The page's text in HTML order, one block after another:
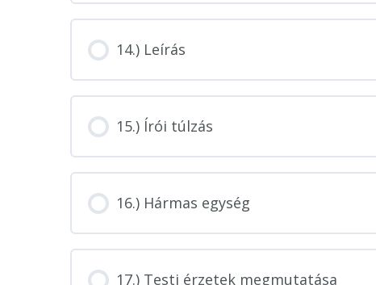
14.) Leírás
15.) Írói túlzás
16.) Hármas egység
17.) Testi érzetek megmutatása